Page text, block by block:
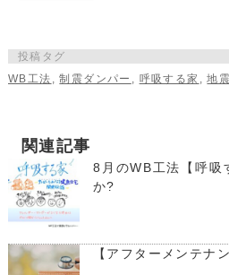
投稿タグ
WB工法
,制震ダンパー 呼吸する家 ,地
関連記事
8月のWB工法【呼吸
か?
【アフターメンテナ